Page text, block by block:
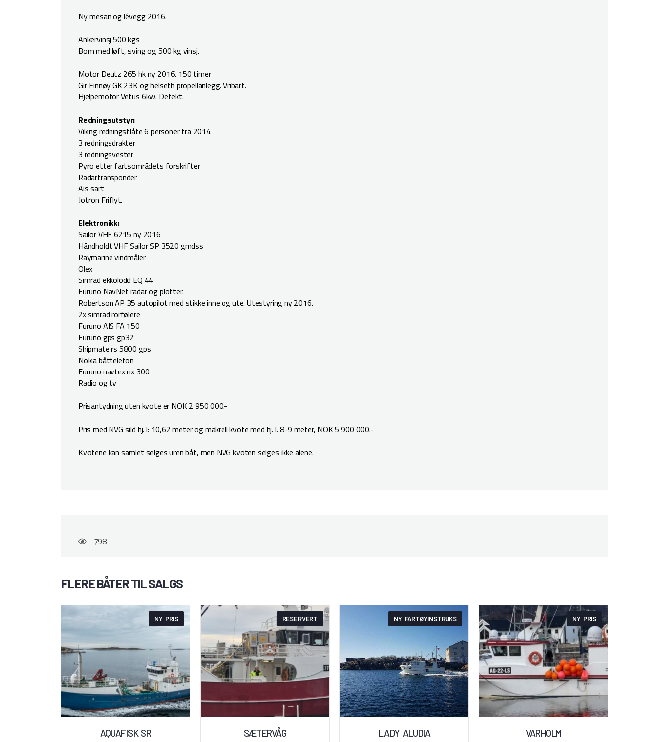
Ny mesan og lévegg 2016.
Ankervinsj 500 kgs
Bom med løft, sving og 500 kg vinsj.
Motor Deutz 265 hk ny 2016. 150 timer
Gir Finnøy GK 23K og helseth propellanlegg. Vribart.
Hjelpemotor Vetus 6kw. Defekt.
Redningsutstyr:
Viking redningsflåte 6 personer fra 2014
3 redningsdrakter
3 redningsvester
Pyro etter fartsområdets forskrifter
Radartransponder
Ais sart
Jotron Friflyt.
Elektronikk:
Sailor VHF 6215 ny 2016
Håndholdt VHF Sailor SP 3520 gmdss
Raymarine vindmåler
Olex
Simrad ekkolodd EQ 44
Furuno NavNet radar og plotter.
Robertson AP 35 autopilot med stikke inne og ute. Utestyring ny 2016.
2x simrad rorfølere
Furuno AIS FA 150
Furuno gps gp32
Shipmate rs 5800 gps
Nokia båttelefon
Furuno navtex nx 300
Radio og tv
Prisantydning uten kvote er NOK 2 950 000.-
Pris med NVG sild hj. l: 10,62 meter og makrell kvote med hj. l. 8-9 meter, NOK 5 900 000.-
Kvotene kan samlet selges uren båt, men NVG kvoten selges ikke alene.
798
FLERE BÅTER TIL SALGS
NY PRIS
AQUAFISK SR
RESERVERT
SÆTERVÅG
NY FARTØYINSTRUKS
LADY ALUDIA
NY PRIS
VARHOLM